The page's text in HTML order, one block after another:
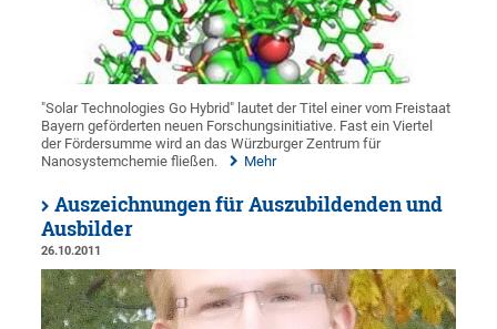
"Solar Technologies Go Hybrid" lautet der Titel einer vom Freistaat
Bayern geförderten neuen Forschungsinitiative. Fast ein Viertel
der Fördersumme wird an das Würzburger Zentrum für
Nanosystemchemie fließen.
Mehr
Auszeichnungen für Auszubildenden und
Ausbilder
26.10.2011